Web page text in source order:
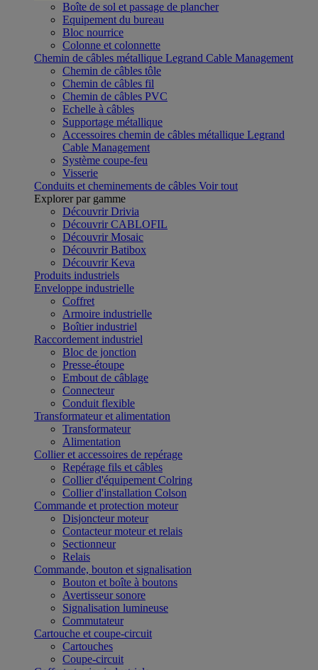
Boîte de sol et passage de plancher
Equipement du bureau
Bloc nourrice
Colonne et colonnette
Chemin de câbles métallique Legrand Cable Management
Chemin de câbles tôle
Chemin de câbles fil
Chemin de câbles PVC
Echelle à câbles
Supportage métallique
Accessoires chemin de câbles métallique Legrand
Cable Management
Système coupe-feu
Visserie
Conduits et cheminements de câbles Voir tout
Explorer par gamme
Découvrir Drivia
Découvrir CABLOFIL
Découvrir Mosaic
Découvrir Batibox
Découvrir Keva
Produits industriels
Enveloppe industrielle
Coffret
Armoire industrielle
Boîtier industriel
Raccordement industriel
Bloc de jonction
Presse-étoupe
Embout de câblage
Connecteur
Conduit flexible
Transformateur et alimentation
Transformateur
Alimentation
Collier et accessoires de repérage
Repérage fils et câbles
Collier d'équipement Colring
Collier d'installation Colson
Commande et protection moteur
Disjoncteur moteur
Contacteur moteur et relais
Sectionneur
Relais
Commande, bouton et signalisation
Bouton et boîte à boutons
Avertisseur sonore
Signalisation lumineuse
Commutateur
Cartouche et coupe-circuit
Cartouches
Coupe-circuit